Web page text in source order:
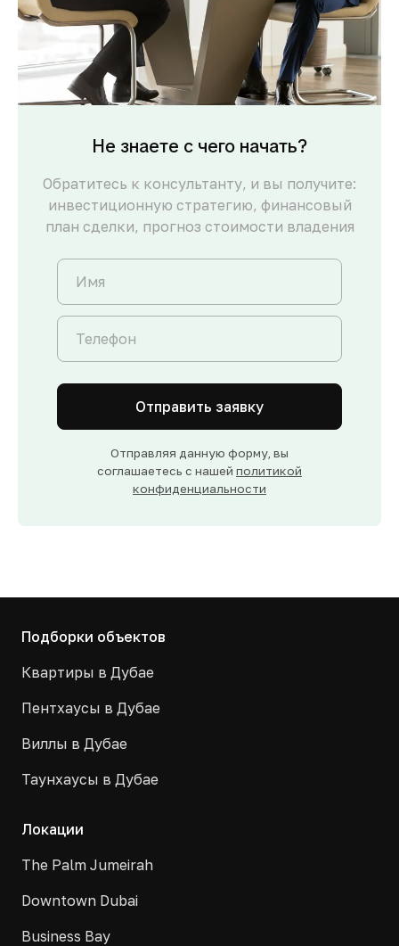
Не знаете с чего начать?
Обратитесь к консультанту, и вы получите:
инвестиционную стратегию, финансовый
план сделки, прогноз стоимости владения
Отправить заявку
Отправляя данную форму, вы
соглашаетесь с нашей политикой
конфиденциальности
Подборки объектов
Квартиры в Дубае
Пентхаусы в Дубае
Виллы в Дубае
Таунхаусы в Дубае
Локации
The Palm Jumeirah
Downtown Dubai
Business Bay